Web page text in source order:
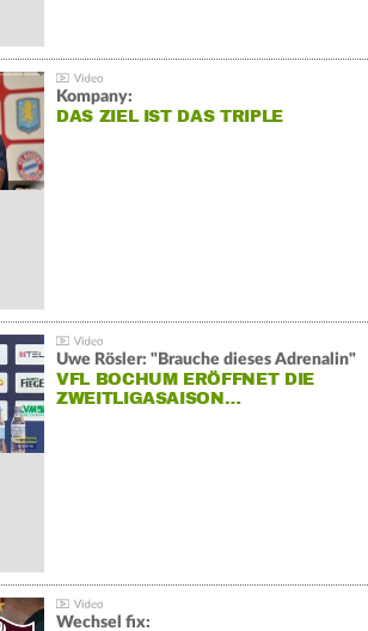
Kompany:
DAS ZIEL IST DAS TRIPLE
Uwe Rösler: "Brauche dieses Adrenalin"
VFL BOCHUM ERÖFFNET DIE
ZWEITLIGASAISON…
Wechsel fix: